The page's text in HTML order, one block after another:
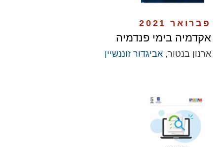
פברואר 2021
אקדמיה בימי פנדמיה
ארנון בנטור, אביגדור זוננשיין